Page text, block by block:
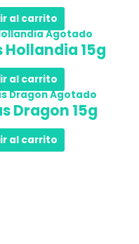
al carrito
Agotado
15g
al carrito
Agotado
Dragon 15g
al carrito